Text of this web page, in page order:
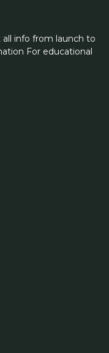
info from launch to
For educational